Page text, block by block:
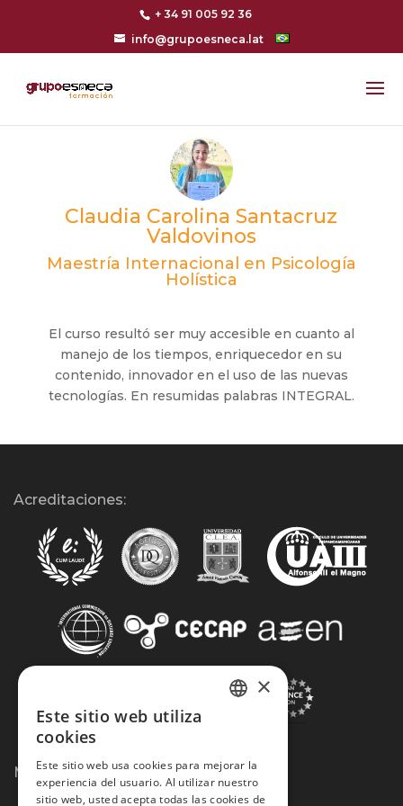
+ 34 91 005 92 36
info@grupoesneca.lat
Claudia Carolina Santacruz
Valdovinos
Maestría Internacional en Psicología
Holística
El curso resultó ser muy accesible en cuanto al
manejo de los tiempos, enriquecedor en su
contenido, innovador en el uso de las nuevas
tecnologías. En resumidas palabras INTEGRAL.
Acreditaciones:
Métodos de Pago:
×
Este sitio web utiliza
cookies
Este sitio web usa cookies para mejorar la
experiencia del usuario. Al utilizar nuestro
sitio web, usted acepta todas las cookies de